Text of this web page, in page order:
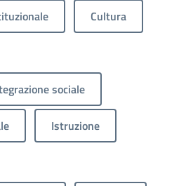
Cultura
sociale
Istruzione